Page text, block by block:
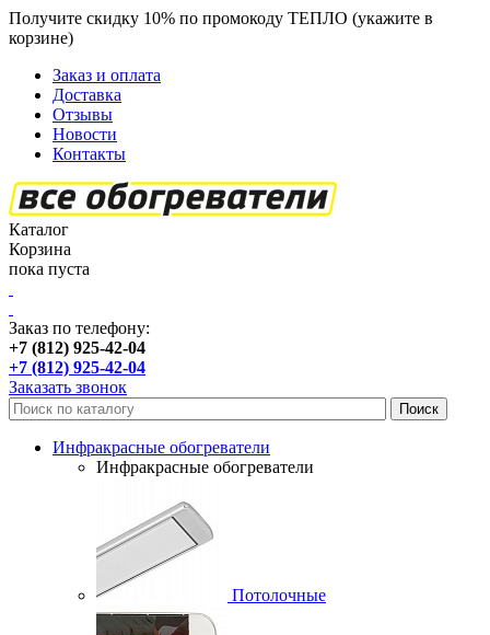
Получите скидку 10% по промокоду ТЕПЛО (укажите в
корзине)
Заказ и оплата
Доставка
Отзывы
Новости
Контакты
Каталог
Корзина
пока пуста
Заказ по телефону:
+7 (812) 925-42-04
+7 (812) 925-42-04
Заказать звонок
Инфракрасные обогреватели
Инфракрасные обогреватели
Потолочные